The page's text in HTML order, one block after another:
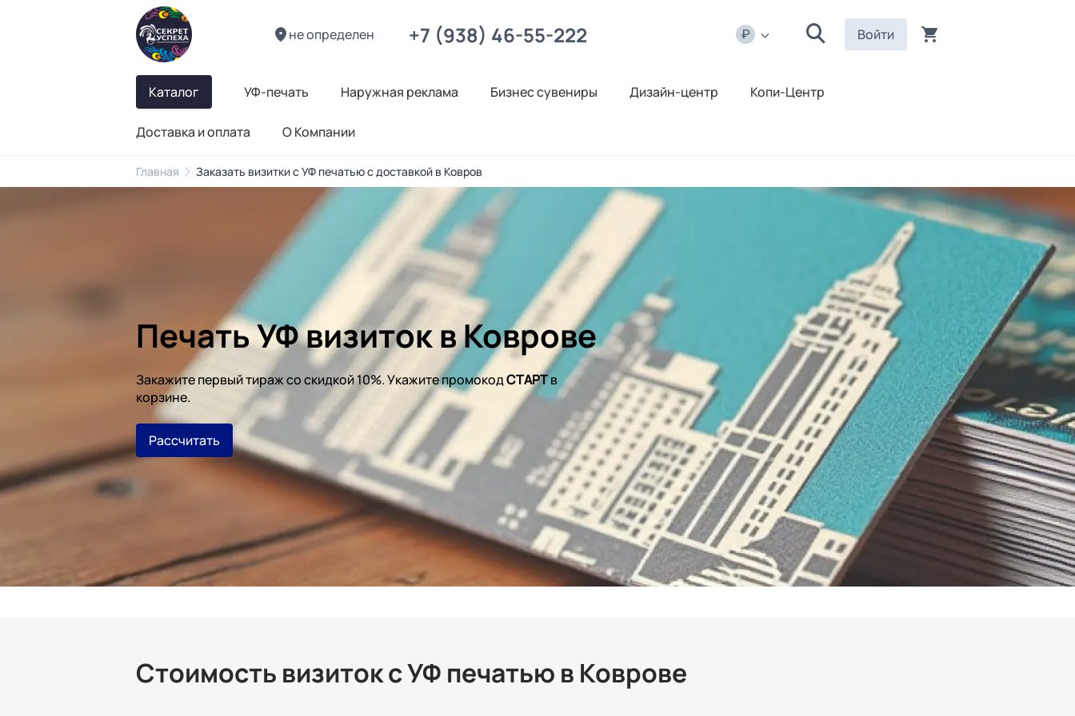
не определен +7 (938) 46-55-222 Войти
Каталог УФ-печать Наружная реклама Бизнес сувениры Дизайн-центр Копи-Центр
Доставка и оплата О Компании
Главная Заказать визитки с УФ печатью с доставкой в Ковров
Печать УФ визиток в Коврове
Закажите первый тираж со скидкой 10%. Укажите промокодСТАРТв
корзине.
Рассчитать
Стоимость визиток с УФ печатью в Коврове